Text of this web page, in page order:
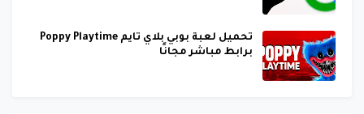
تحميل لعبة بوبي بلاي تايم Poppy Playtime
برابط مباشر مجانًا